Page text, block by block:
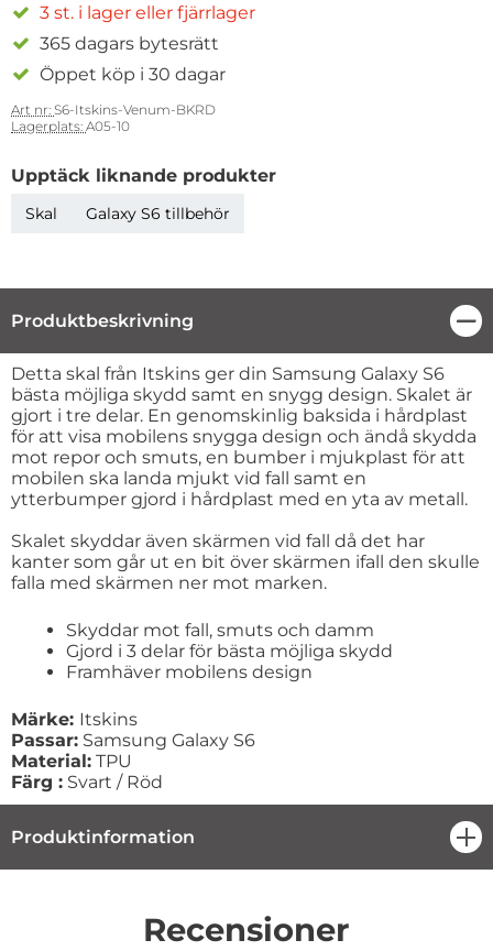
3 st. i lager eller fjärrlager
365 dagars bytesrätt
Öppet köp i 30 dagar
Art nr: S6-Itskins-Venum-BKRD
Lagerplats: A05-10
Upptäck liknande produkter
Skal Galaxy S6 tillbehör
Produktbeskrivning
Produktbeskrivning
Detta skal från Itskins ger din Samsung Galaxy S6
bästa möjliga skydd samt en snygg design. Skalet är
gjort i tre delar. En genomskinlig baksida i hårdplast
för att visa mobilens snygga design och ändå skydda
mot repor och smuts, en bumber i mjukplast för att
mobilen ska landa mjukt vid fall samt en
ytterbumper gjord i hårdplast med en yta av metall.
Skalet skyddar även skärmen vid fall då det har
kanter som går ut en bit över skärmen ifall den skulle
falla med skärmen ner mot marken.
Skyddar mot fall, smuts och damm
Gjord i 3 delar för bästa möjliga skydd
Framhäver mobilens design
Märke: Itskins
Passar: Samsung Galaxy S6
Material: TPU
Färg : Svart / Röd
Produktinformation
Recensioner